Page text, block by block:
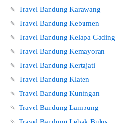
🍡 Travel Bandung Karawang
🍡 Travel Bandung Kebumen
🍡 Travel Bandung Kelapa Gading
🍡 Travel Bandung Kemayoran
🍡 Travel Bandung Kertajati
🍡 Travel Bandung Klaten
🍡 Travel Bandung Kuningan
🍡 Travel Bandung Lampung